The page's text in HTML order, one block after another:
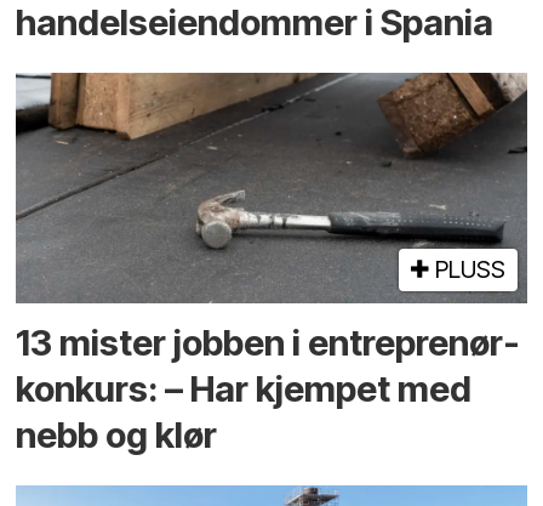
handels­eiendommer i Spania
PLUSS
13 mister jobben i entreprenør­
konkurs: – Har kjempet med
nebb og klør